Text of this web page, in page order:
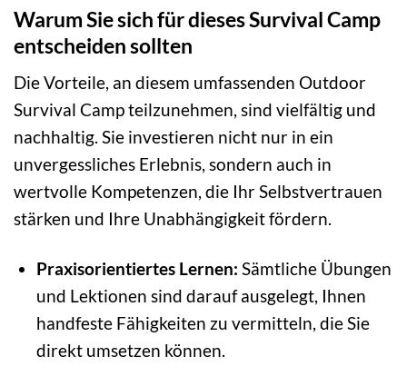
Warum Sie sich für dieses Survival Camp
entscheiden sollten
Die Vorteile, an diesem umfassenden Outdoor
Survival Camp teilzunehmen, sind vielfältig und
nachhaltig. Sie investieren nicht nur in ein
unvergessliches Erlebnis, sondern auch in
wertvolle Kompetenzen, die Ihr Selbstvertrauen
stärken und Ihre Unabhängigkeit fördern.
Praxisorientiertes Lernen: Sämtliche Übungen
und Lektionen sind darauf ausgelegt, Ihnen
handfeste Fähigkeiten zu vermitteln, die Sie
direkt umsetzen können.